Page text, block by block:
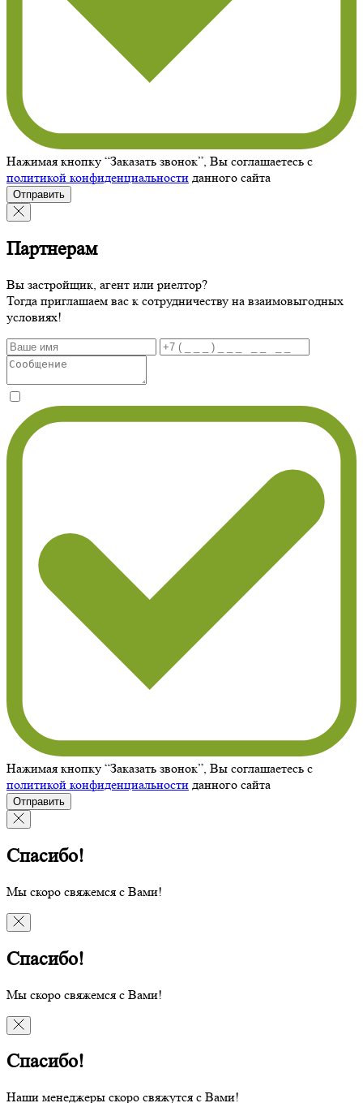
Нажимая кнопку “Заказать звонок”, Вы соглашаетесь с
политикой конфиденциальности данного сайта
Отправить
Партнерам
Вы застройщик, агент или риелтор?
Тогда приглашаем вас к сотрудничеству на взаимовыгодных
условиях!
Нажимая кнопку “Заказать звонок”, Вы соглашаетесь с
политикой конфиденциальности данного сайта
Отправить
Спасибо!
Мы скоро свяжемся с Вами!
Спасибо!
Мы скоро свяжемся с Вами!
Спасибо!
Наши менеджеры скоро свяжутся с Вами!